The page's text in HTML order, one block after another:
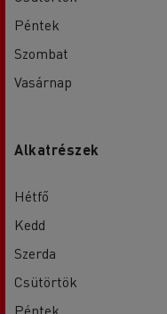
Péntek
Szombat
Vasárnap
Alkatrészek
Hétfő
Kedd
Szerda
Csütörtök
Péntek